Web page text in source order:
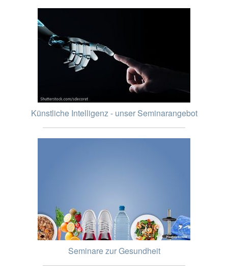
Künstliche Intelligenz - unser Seminarangebot
Seminare zur Gesundheit